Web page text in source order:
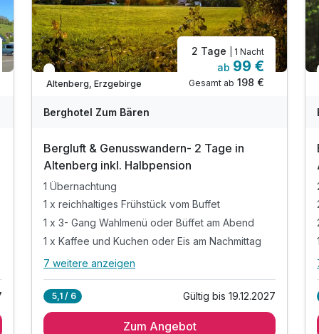
In 1 Woche wieder frei
Altenberg, Erzgebirge
2 Tage | 1 Nacht
ab 99 €
Gesamt ab 198 €
Berghotel Zum Bären
Bergluft & Genusswandern- 2 Tage in
Altenberg inkl. Halbpension
1 Übernachtung
1 x reichhaltiges Frühstück vom Buffet
1 x 3- Gang Wahlmenü oder Büffet am Abend
1 x Kaffee und Kuchen oder Eis am Nachmittag
Alle Inklusivleistungen
1 x reichhaltiges Frühstück vom Buffet
7 weitere anzeigen
5,1 / 6 Gültig bis 19.12.2027
Zum Angebot